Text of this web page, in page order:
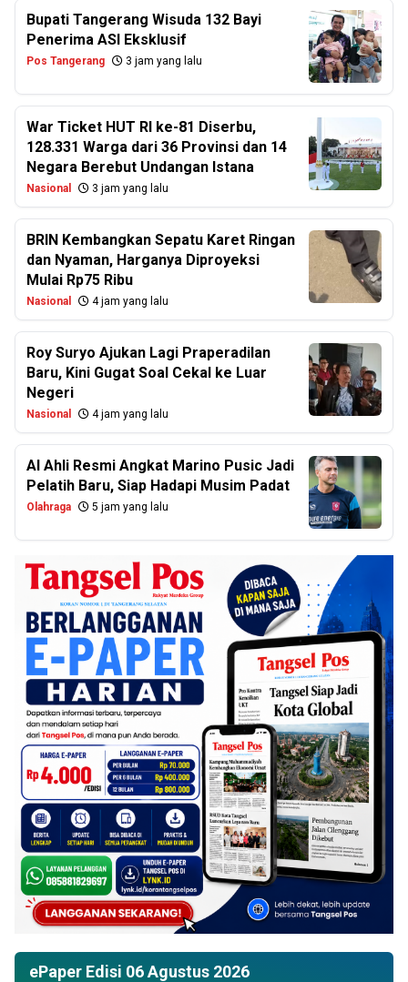
Bupati Tangerang Wisuda 132 Bayi
Penerima ASI Eksklusif
Pos Tangerang 3 jam yang lalu
War Ticket HUT RI ke-81 Diserbu,
128.331 Warga dari 36 Provinsi dan 14
Negara Berebut Undangan Istana
Nasional 3 jam yang lalu
BRIN Kembangkan Sepatu Karet Ringan
dan Nyaman, Harganya Diproyeksi
Mulai Rp75 Ribu
Nasional 4 jam yang lalu
Roy Suryo Ajukan Lagi Praperadilan
Baru, Kini Gugat Soal Cekal ke Luar
Negeri
Nasional 4 jam yang lalu
Al Ahli Resmi Angkat Marino Pusic Jadi
Pelatih Baru, Siap Hadapi Musim Padat
Olahraga 5 jam yang lalu
ePaper Edisi 06 Agustus 2026